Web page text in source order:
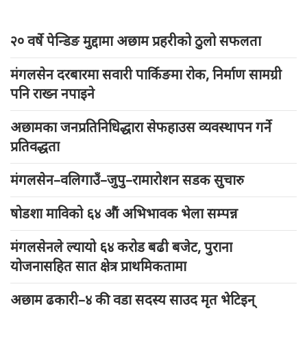
२० वर्षे पेन्डिङ मुद्दामा अछाम प्रहरीको ठुलो सफलता
मंगलसेन दरबारमा सवारी पार्किङमा रोक, निर्माण सामग्री
पनि राख्न नपाइने
अछामका जनप्रतिनिधिद्धारा सेफहाउस व्यवस्थापन गर्ने
प्रतिवद्धता
मंगलसेन–वलिगाउँ–जुपु–रामारोशन सडक सुचारु
षोडशा माविको ६४ औं अभिभावक भेला सम्पन्न
मंगलसेनले ल्यायो ६४ करोड बढी बजेट, पुराना
योजनासहित सात क्षेत्र प्राथमिकतामा
अछाम ढकारी–४ की वडा सदस्य साउद मृत भेटिइन्